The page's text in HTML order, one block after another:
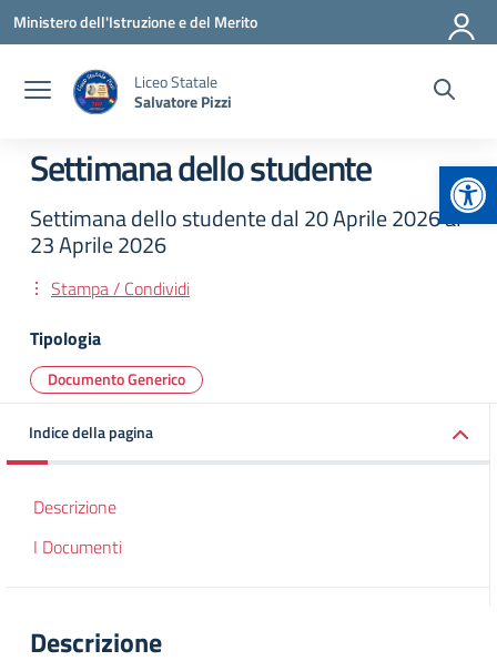
Vai ai contenuti
Vai al menu di navigazione
Vai al footer
Ministero dell'Istruzione e del Merito
Liceo Statale
Salvatore Pizzi
Settimana dello studente
Settimana dello studente dal 20 Aprile 2026 al
23 Aprile 2026
Stampa / Condividi
Tipologia
Documento Generico
Indice della pagina
Descrizione
I Documenti
Descrizione